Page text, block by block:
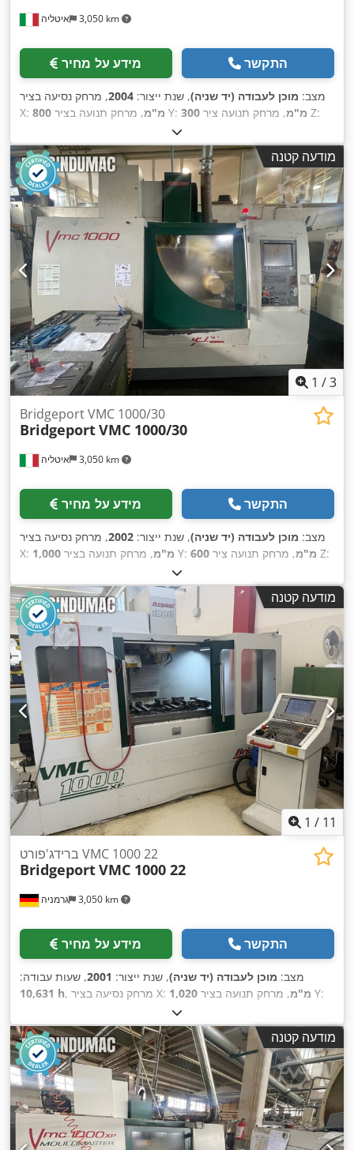
איטליה 3,050 km
מידע על מחיר התקשר
מצב: מוכן לעבודה (יד שניה), שנת ייצור: 2004, מרחק נסיעה בציר
X:
800 מ"מ , מרחק תנועה בציר Y: 300 מ"מ , מרחק תנועה ציר Z:
HEIDENHAIN
(מקסימלית):6,000 סל"ד , מספר חריצים במאגזין הכלים:30, מספר
צירים:4 , מודעה קטנה
1 /3
איטליה 3,050 km
Bridgeport VMC 1000/30
BridgeportVMC 1000/30
מידע על מחיר התקשר
מצב: מוכן לעבודה (יד שניה), שנת ייצור: 2002, מרחק נסיעה בציר
X:
1,000 מ"מ , מרחק תנועה בציר Y: 600 מ"מ , מרחק תנועה ציר Z:
HEIDENHAIN
מהירות ציר (מקסימלית):10,000 סל"ד
, מספר חריצים במאגזין
הכלים:30, מספר צירים:5 מודעה קטנה
1 / 11
גרמניה 3,050 km
ברידג'פורט VMC 1000 22
BridgeportVMC 1000 22
מידע על מחיר התקשר
מצב: מוכן לעבודה (יד שניה), שנת ייצור: 2001, שעות עבודה:
10,631 h
, מרחק נסיעה בציר X: 1,020 מ"מ , מרחק תנועה בציר Y:
HEIDENHAIN
, דגם בקר:TNC 410 , גובה כולל:2,700 מ"מ
, עומס
שולחן:500 ק"ג , משקל כולל:4,200 ק"ג
, מהירות ציר (מקסימלית):
6,000 סל"ד
, הספק מנוע הציר:13,000 וואט , משקל הכלי: 7,000 g,
מספר צירים:3
מודעה קטנה